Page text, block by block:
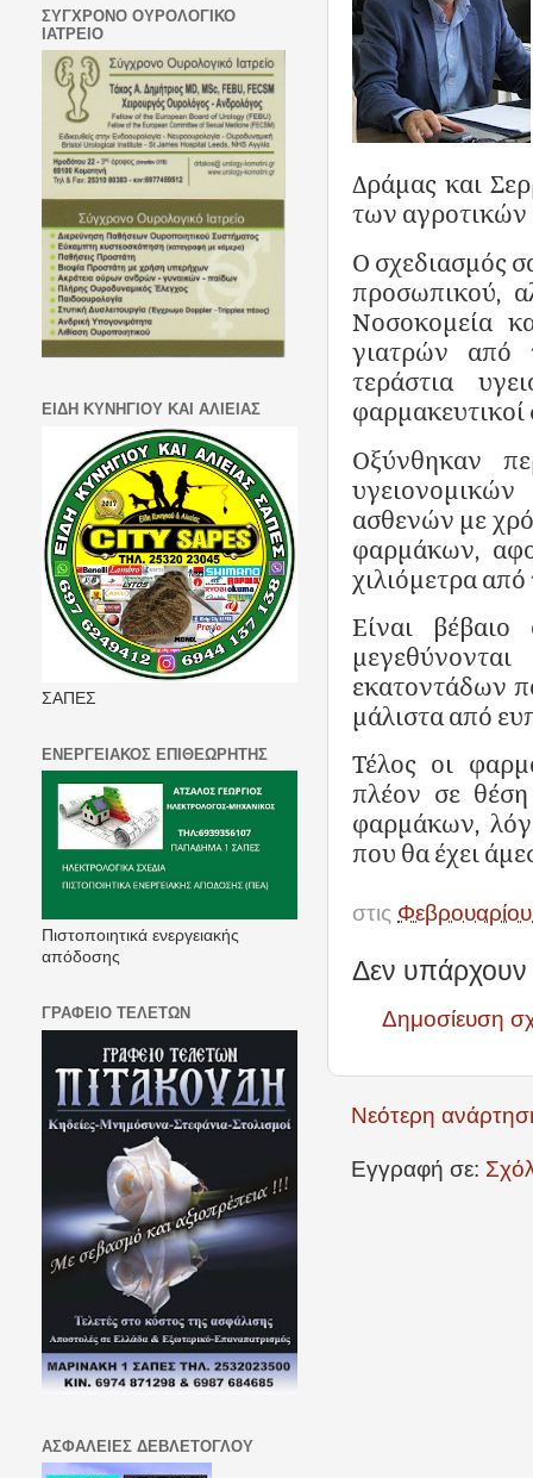
Δράμας και
των αγροτικών
Ο σχεδιασμός
προσωπικού,
Νοσοκομεία
γιατρών από
τεράστια
Οξύνθηκαν
ασθενών με
φαρμάκων,
χιλιόμετρα από
Είναι
εκατοντάδων
μάλιστα από
Τέλος οι
πλέον σε
φαρμάκων,
που θα έχει
στις
Δεν υπάρχουν
Δημοσίευση
Νεότερη
Εγγραφή σε:
ΣΥΓΧΡΟΝΟ ΟΥΡΟΛΟΓΙΚΟ
ΙΑΤΡΕΙΟ
ΕΙΔΗ ΚΥΝΗΓΙΟΥ ΚΑΙ ΑΛΙΕΙΑΣ
ΣΑΠΕΣ
ΕΝΕΡΓΕΙΑΚΟΣ ΕΠΙΘΕΩΡΗΤΗΣ
Πιστοποιητικά ενεργειακής
απόδοσης
ΓΡΑΦΕΙΟ ΤΕΛΕΤΩΝ
ΑΣΦΑΛΕΙΕΣ ΔΕΒΛΕΤΟΓΛΟΥ